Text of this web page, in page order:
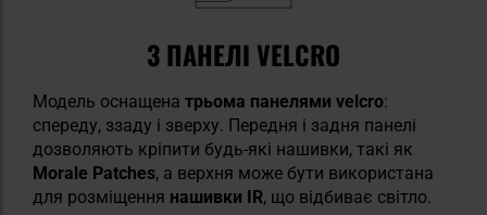
3 ПАНЕЛІ VELCRO
Модель оснащена трьома панелями velcro:
спереду, ззаду і зверху. Передня і задня панелі
дозволяють кріпити будь-які нашивки, такі як
Morale Patches, а верхня може бути використана
для розміщення нашивки IR, що відбиває світло.